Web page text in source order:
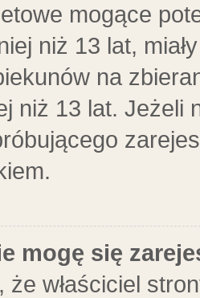
mogące
niż 13 lat,
na
niż 13 lat. Jeżeli
mogę się
że właściciel